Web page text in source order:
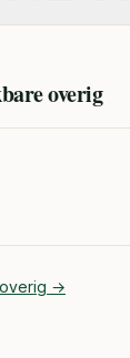
overig
overig →